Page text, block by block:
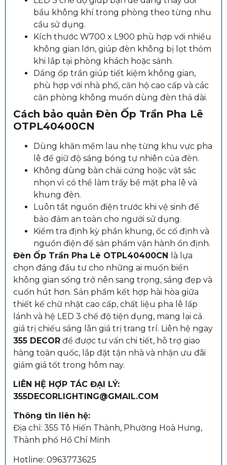
bầu không khí trong phòng theo từng nhu
cầu sử dụng.
Kích thước W700 x L900 phù hợp với nhiều
không gian lớn, giúp đèn không bị lọt thỏm
khi lắp tại phòng khách hoặc sảnh.
Dáng ốp trần giúp tiết kiệm không gian,
phù hợp với nhà phố, căn hộ cao cấp và các
căn phòng không muốn dùng đèn thả dài.
Cách bảo quản Đèn Ốp Trần Pha Lê
OTPL40400CN
Dùng khăn mềm lau nhẹ từng khu vực pha
lê để giữ độ sáng bóng tự nhiên của đèn.
Không dùng bàn chải cứng hoặc vật sắc
nhọn vì có thể làm trầy bề mặt pha lê và
khung đèn.
Luôn tắt nguồn điện trước khi vệ sinh để
bảo đảm an toàn cho người sử dụng.
Kiểm tra định kỳ phần khung, ốc cố định và
nguồn điện để sản phẩm vận hành ổn định.
Đèn Ốp Trần Pha Lê OTPL40400CN là lựa
chọn đáng đầu tư cho những ai muốn biến
không gian sống trở nên sang trọng, sáng đẹp và
cuốn hút hơn. Sản phẩm kết hợp hài hòa giữa
thiết kế chữ nhật cao cấp, chất liệu pha lê lấp
lánh và hệ LED 3 chế độ tiện dụng, mang lại cả
giá trị chiếu sáng lẫn giá trị trang trí. Liên hệ ngay
355 DECOR để được tư vấn chi tiết, hỗ trợ giao
hàng toàn quốc, lắp đặt tận nhà và nhận ưu đãi
giảm giá tốt trong hôm nay.
LIÊN HỆ HỢP TÁC ĐẠI LÝ:
355DECORLIGHTING@GMAIL.COM
Thông tin liên hệ:
Địa chỉ: 355 Tô Hiến Thành, Phường Hoà Hưng,
Thành phố Hồ Chí Minh
Hotline: 0963773625